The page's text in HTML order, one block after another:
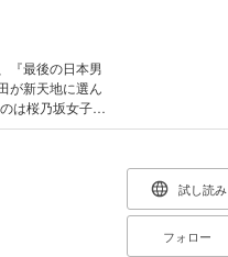
『最後の日本男
が新天地に選ん
は桜乃坂女子バ
日常が4コマ漫
試し読み
フォロー